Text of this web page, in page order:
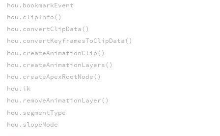
hou.bookmarkEvent
hou.clipInfo()
hou.convertClipData()
hou.convertKeyframesToClipData()
hou.createAnimationClip()
hou.createAnimationLayers()
hou.createApexRootNode()
hou.ik
hou.removeAnimationLayer()
hou.segmentType
hou.slopeMode